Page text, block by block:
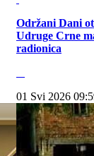
Održani Dani
Udruge Crne
radionica
01 Svi 2026